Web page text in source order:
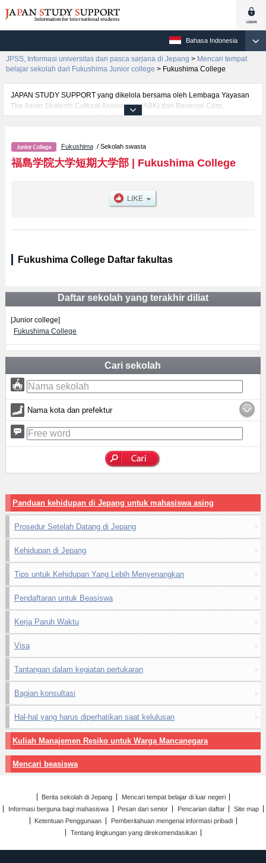
Bahasa Indonesia
JPSS, Informasi universitas dan pasca sarjana di Jepang > Mencari tempat
belajar sekolah dari Fukushima Junior college > Fukushima College
JAPAN STUDY SUPPORT yang dikelola bersama oleh Lembaga Yayasan
The Asian Students Cultural Association (ABK) dan Benesse Corp.
menyediakan informasi sekitar 1300 universitas, pascasarjana, universitas
per fakultas seperti , serta berbagai informasi yang berguna bagi
mahasiswa(i) mancanegara seperti kuota untuk jumlah pendaftar dan
jumlah kelulusan ujian masuk mahasiswa(i) mancanegara, informasi
Fukushima/ Sekolah swasta
福島学院大学短期大学部| Fukushima College
Fukushima College Daftar fakultas
Daftar sekolah yang terakhir diliat
[Junior college]
Fukushima College
Cari sekolah
Nama kota dan prefektur
Panduan kehidupan di Jepang untuk mahasiswa asing
Prosedur Setelah Datang di Jepang
Kehidupan di Jepang
Tips untuk Kehidupan Yang Lebih Menyenangkan
Pendaftaran untuk Beasiswa
Kerja Paruh Waktu
Visa
Tantangan dalam kegiatan pertukaran
Bagian konsultasi
Hal-hal yang harus diperhatikan saat kelulusan
Kuliah Manajemen Resiko untuk Warga Mancanegara
Mencari beasiswa
Berita sekolah di Jepang
Mencari tempat belajar di luar negeri
Informasi berguna bagi mahasiswa
Pesan dari senior Pencarian daftar
Site map
Ketentuan Penggunaan
Pemberitahuan mengenai informasi pribadi
Tentang lingkungan yang direkomendasikan